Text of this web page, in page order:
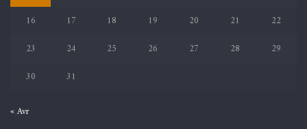
16
17 18 19 20 21
22
23
24 25 26 27 28
29
30
31
« Avr